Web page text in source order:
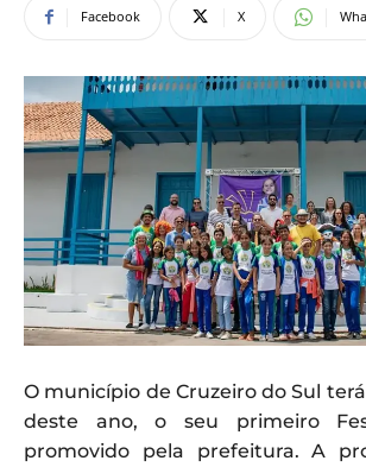
Facebook X
O município de Cruzeiro do Sul
deste ano, o seu primeiro
promovido pela prefeitura. A